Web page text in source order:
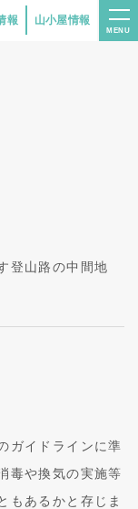
報 山小屋情報
MENU
登山路の中間地
ガイドラインに準
毒や換気の実施等
もあるかと存じま